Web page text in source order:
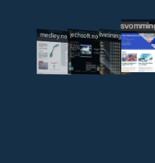
medley.no jechsoft.nolivetiming.medley.no